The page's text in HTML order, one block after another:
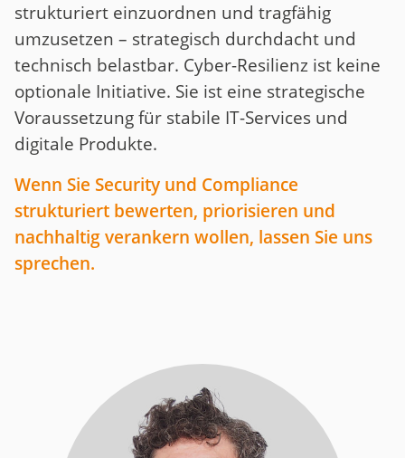
strukturiert einzuordnen und tragfähig
umzusetzen – strategisch durchdacht und
technisch belastbar. Cyber-Resilienz ist keine
optionale Initiative. Sie ist eine strategische
Voraussetzung für stabile IT-Services und
digitale Produkte.
Wenn Sie Security und Compliance
strukturiert bewerten, priorisieren und
nachhaltig verankern wollen, lassen Sie uns
sprechen.